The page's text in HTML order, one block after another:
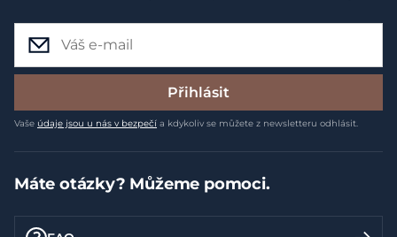
Přihlásit
Vaše údaje jsou u nás v bezpečí a kdykoliv se můžete z newsletteru odhlásit.
Máte otázky? Můžeme pomoci.